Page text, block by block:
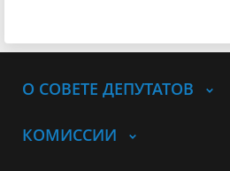
О СОВЕТЕ ДЕПУТАТОВ
КОМИССИИ